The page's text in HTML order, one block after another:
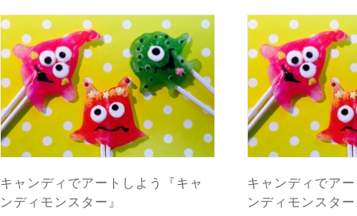
キャンディでアートしよう『キャ
ンディモンスター』
キャンディでア
ンディモンスタ